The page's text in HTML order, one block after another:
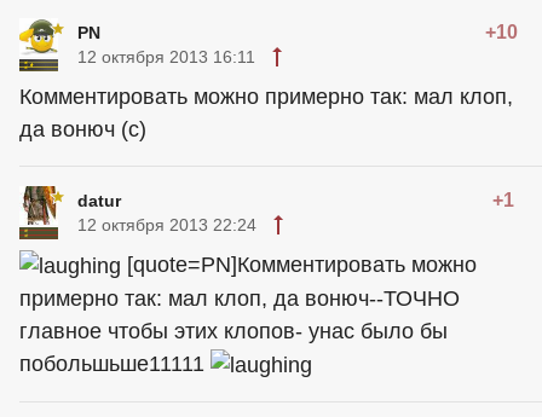
PN +10
12 октября 2013 16:11
Комментировать можно примерно так: мал клоп,
да вонюч (с)
datur +1
12 октября 2013 22:24
[quote=PN]Комментировать можно
примерно так: мал клоп, да вонюч--ТОЧНО
главное чтобы этих клопов- унас было бы
побольшьше11111